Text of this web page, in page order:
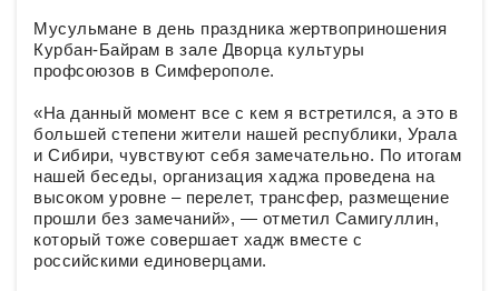
Мусульмане в день праздника жертвоприношения
Курбан-Байрам в зале Дворца культуры
профсоюзов в Симферополе.
«На данный момент все с кем я встретился, а это в
большей степени жители нашей республики, Урала
и Сибири, чувствуют себя замечательно. По итогам
нашей беседы, организация хаджа проведена на
высоком уровне – перелет, трансфер, размещение
прошли без замечаний», — отметил Самигуллин,
который тоже совершает хадж вместе с
российскими единоверцами.